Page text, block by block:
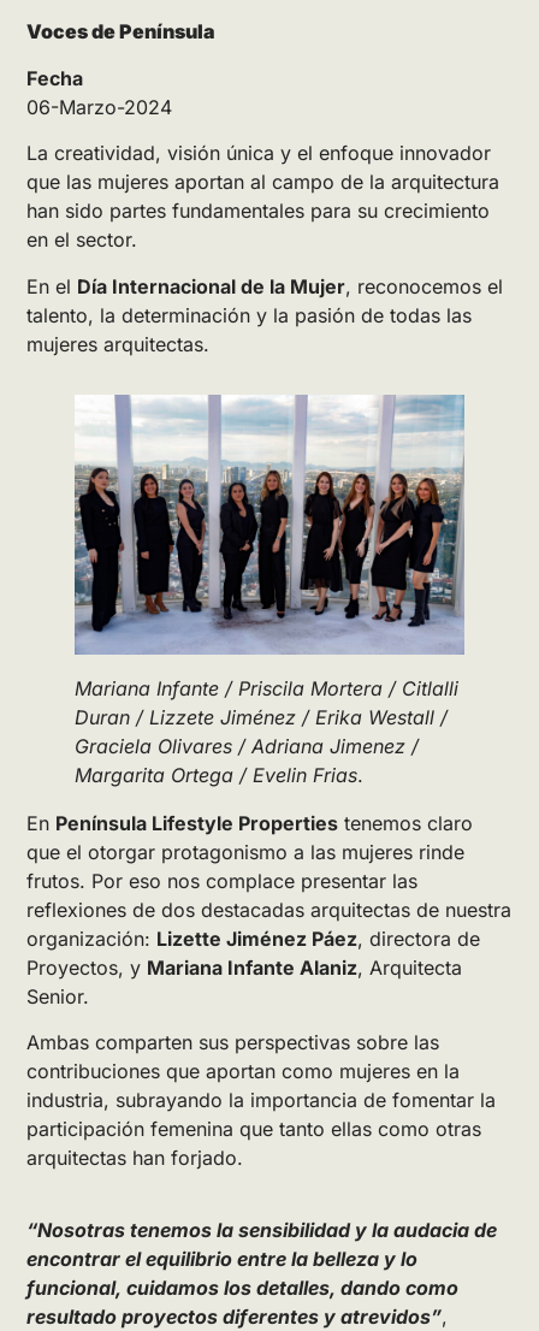
Voces de Península
Fecha
06-Marzo-2024
La creatividad, visión única y el enfoque innovador
que las mujeres aportan al campo de la arquitectura
han sido partes fundamentales para su crecimiento
en el sector.
En el Día Internacional de la Mujer, reconocemos el
talento, la determinación y la pasión de todas las
mujeres arquitectas.
Mariana Infante / Priscila Mortera / Citlalli
Duran / Lizzete Jiménez / Erika Westall /
Graciela Olivares / Adriana Jimenez /
Margarita Ortega / Evelin Frias.
En Península Lifestyle Properties tenemos claro
que el otorgar protagonismo a las mujeres rinde
frutos. Por eso nos complace presentar las
reflexiones de dos destacadas arquitectas de nuestra
organización: Lizette Jiménez Páez, directora de
Proyectos, y Mariana Infante Alaniz, Arquitecta
Senior.
Ambas comparten sus perspectivas sobre las
contribuciones que aportan como mujeres en la
industria, subrayando la importancia de fomentar la
participación femenina que tanto ellas como otras
arquitectas han forjado.
“Nosotras tenemos la sensibilidad y la audacia de
encontrar el equilibrio entre la belleza y lo
funcional, cuidamos los detalles, dando como
resultado proyectos diferentes y atrevidos”,